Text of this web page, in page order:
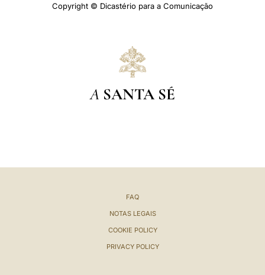
Copyright © Dicastério para a Comunicação
A SANTA SÉ
FAQ
NOTAS LEGAIS
COOKIE POLICY
PRIVACY POLICY